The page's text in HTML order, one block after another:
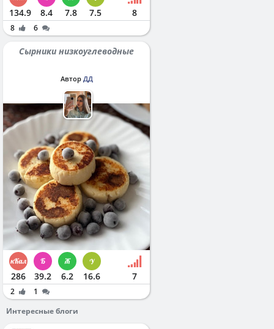
134.9 8.4 7.8 7.5 8
8 6
Сырники низкоуглеводные
Автор ДД
286 39.2 6.2 16.6 7
2
1
Интересные блоги